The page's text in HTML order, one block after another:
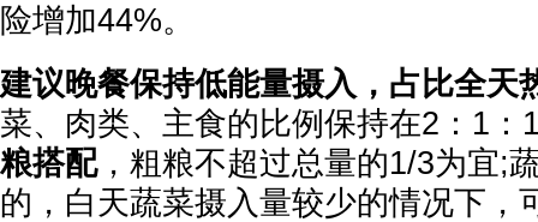
险增加44%。
建议晚餐保持低能量摄入，占比全天
菜、肉类、主食的比例保持在2：1：
粮搭配，粗粮不超过总量的1/3为宜;
的，白天蔬菜摄入量较少的情况下，